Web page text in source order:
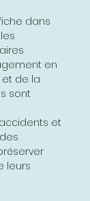
dans
en
de la
sont
et
leurs